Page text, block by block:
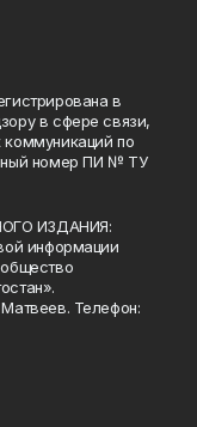
в
в сфере связи,
по
номер ПИ № ТУ
ИЗДАНИЯ:
информации
Телефон: